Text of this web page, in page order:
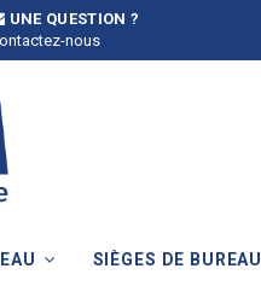
UNE QUESTION ?
nous
SIÈGES DE BUREAU